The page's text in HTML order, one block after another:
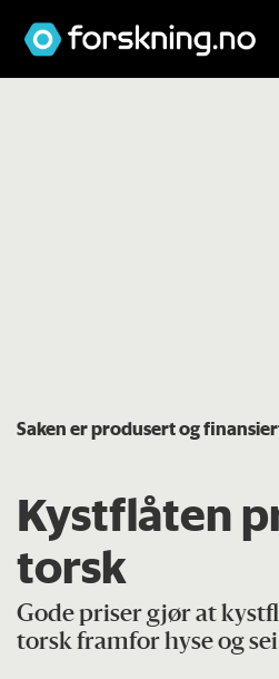
Saken er produsert og
Kystflåten
torsk
Gode priser gjør at
torsk framfor hyse og